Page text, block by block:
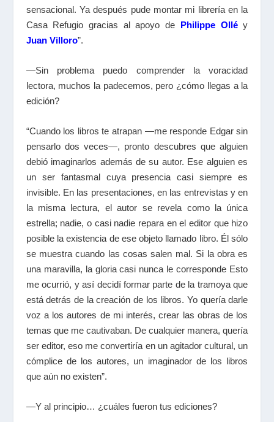
sensacional. Ya después pude montar mi librería en la
Casa Refugio gracias al apoyo de Philippe Olléy
Juan Villoro”.
—Sin problema puedo comprender la voracidad
lectora, muchos la padecemos, pero ¿cómo llegas a la
edición?
“Cuando los libros te atrapan —me responde Edgar sin
pensarlo dos veces—, pronto descubres que alguien
debió imaginarlos además de su autor. Ese alguien es
un ser fantasmal cuya presencia casi siempre es
invisible. En las presentaciones, en las entrevistas y en
la misma lectura, el autor se revela como la única
estrella; nadie, o casi nadie repara en el editor que hizo
posible la existencia de ese objeto llamado libro. Él sólo
se muestra cuando las cosas salen mal. Si la obra es
una maravilla, la gloria casi nunca le corresponde Esto
me ocurrió, y así decidí formar parte de la tramoya que
está detrás de la creación de los libros. Yo quería darle
voz a los autores de mi interés, crear las obras de los
temas que me cautivaban. De cualquier manera, quería
ser editor, eso me convertiría en un agitador cultural, un
cómplice de los autores, un imaginador de los libros
que aún no existen”.
—Y al principio… ¿cuáles fueron tus ediciones?